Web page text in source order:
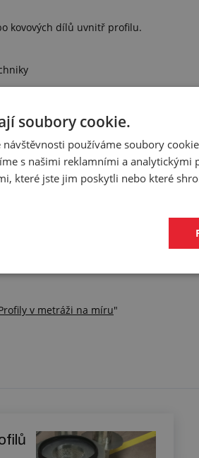
kovových dílů uvnitř profilu.
v metráži na míru"
soubory cookie.
používáme soubory
s našimi reklamními a analytickými
které jste jim poskytli nebo které